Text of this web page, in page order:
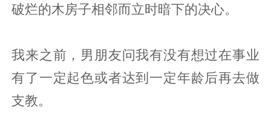
破烂的木房子相邻而立时暗下的决心。
我来之前，男朋友问我有没有想过在事业
有了一定起色或者达到一定年龄后再去做
支教。